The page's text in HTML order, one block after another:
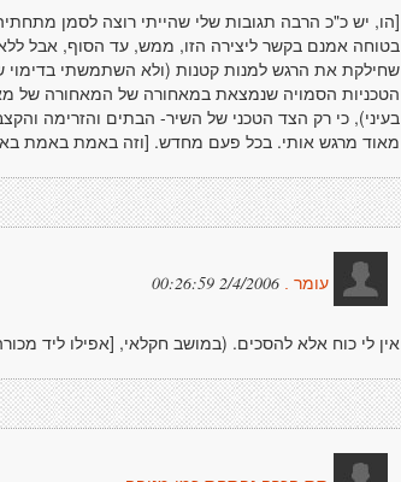
בטוחה אמנם בקשר ליצירה הזו, ממש, עד הסוף, אבל
שחילקת את הרגש למנות קטנות (ולא השתמשתי בדימוי
הטכניות הסמויה שנמצאת במאחורה של המאחורה של
בעיני), כי רק הצד הטכני של השיר- הבתים והזרימה
מאוד מרגש אותי. בכל פעם מחדש. [וזה באמת באמת
עומר . 2/4/2006 00:26:59
אין לי כוח אלא להסכים. (במושב חקלאי, [אפילו ליד